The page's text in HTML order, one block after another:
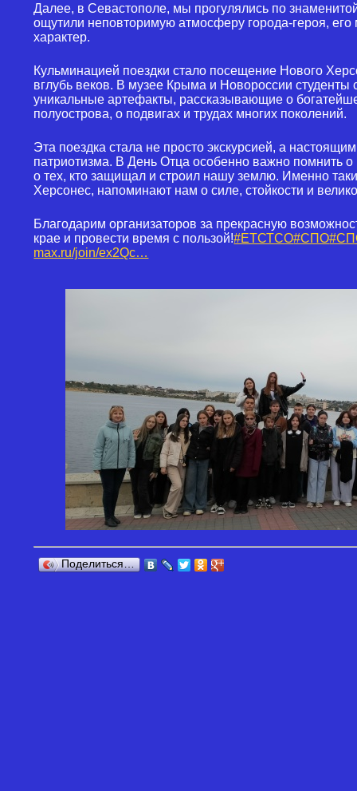
Далее, в Севастополе, мы прогулялись по
ощутили неповторимую атмосферу города-героя, его
характер.
Кульминацией поездки стало посещение Нового
вглубь веков. В музее Крыма и Новороссии студенты
уникальные артефакты, рассказывающие о
полуострова, о подвигах и трудах многих поколений.
Эта поездка стала не просто экскурсией, а
патриотизма. В День Отца особенно важно помнить
о тех, кто защищал и строил нашу землю. Именно
Херсонес, напоминают нам о силе, стойкости и
Благодарим организаторов за прекрасную
крае и провести время с пользой!#ЕТСТСО#СПО
max.ru/join/ex2Qc…
Поделиться…